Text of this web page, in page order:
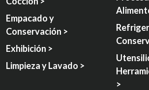
Empacado y
Conservación >
Exhibición >
Limpieza y Lavado >
>